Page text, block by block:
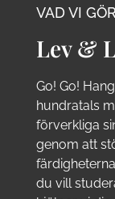
VAD VI GÖR
Lev &
Go! Go!
hundratals
förverkliga
genom att
du vill